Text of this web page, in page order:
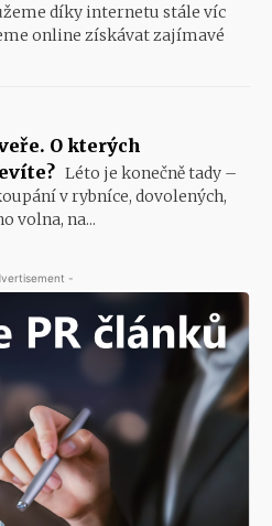
díky internetu stále víc
online získávat zajímavé
O kterých
Léto je konečně tady –
v rybníce, dovolených,
volna, na...
-